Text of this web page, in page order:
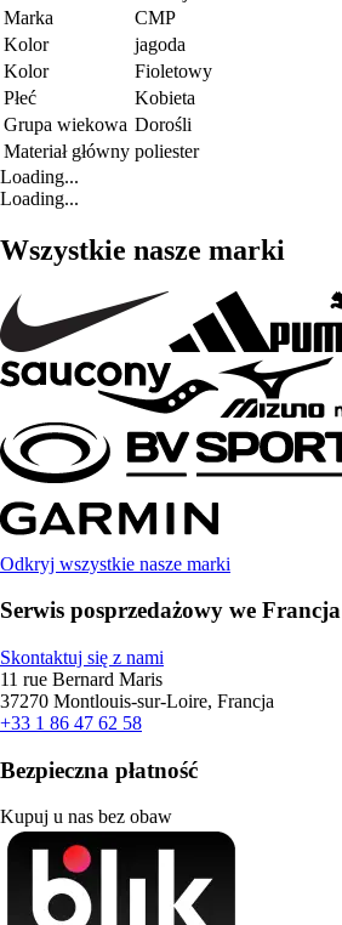
Marka
CMP
Kolor
jagoda
Kolor
Fioletowy
Płeć
Kobieta
Grupa wiekowa Dorośli
Materiał główny poliester
Loading...
Loading...
Wszystkie nasze marki
Odkryj wszystkie nasze marki
Serwis posprzedażowy we Francja
Skontaktuj się z nami
11 rue Bernard Maris
37270 Montlouis-sur-Loire, Francja
+33 1 86 47 62 58
Bezpieczna płatność
Kupuj u nas bez obaw